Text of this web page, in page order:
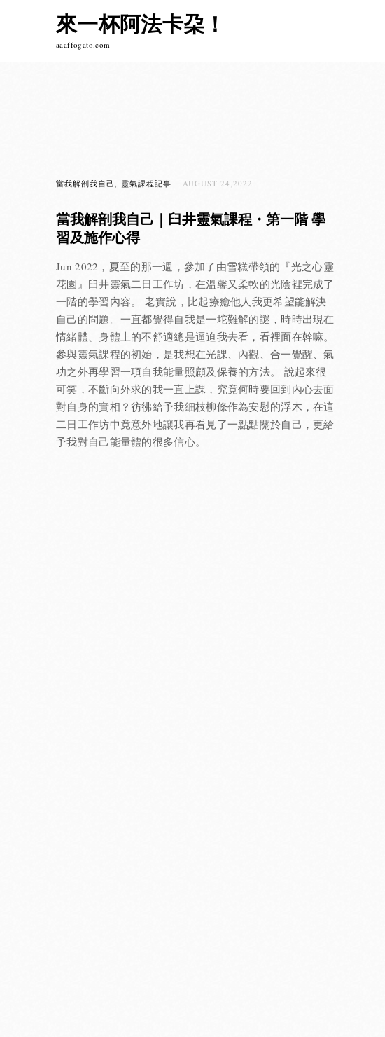
來一杯阿法卡朶！
aaaffogato.com
當我解剖我自己 靈氣課程記事 AUGUST 24,2022
當我解剖我自己｜臼井靈氣課程・第一階 學
習及施作心得
Jun 2022，夏至的那一週，參加了由雪糕帶領的『光之心靈
花園』臼井靈氣二日工作坊，在溫馨又柔軟的光陰裡完成了
一階的學習內容。 老實說，比起療癒他人我更希望能解決
自己的問題。一直都覺得自我是一坨難解的謎，時時出現在
情緒體、身體上的不舒適總是逼迫我去看，看裡面在幹嘛。
參與靈氣課程的初始，是我想在光課、內觀、合一覺醒、氣
功之外再學習一項自我能量照顧及保養的方法。 說起來很
可笑，不斷向外求的我一直上課，究竟何時要回到內心去面
對自身的實相？彷彿給予我細枝柳條作為安慰的浮木，在這
二日工作坊中竟意外地讓我再看見了一點點關於自己，更給
予我對自己能量體的很多信心。